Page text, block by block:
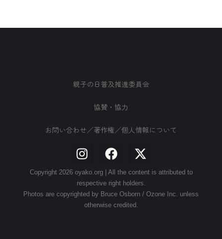
親子の日普及推進委員会
協賛・協力
お問い合わせ／著作権／個人情報について
Copyright 2026 oyako.org | All the content is attributed to
respective right holders.
Photos are copyrighted by Bruce Osborn / Ozone Inc. unless
otherwise credited.